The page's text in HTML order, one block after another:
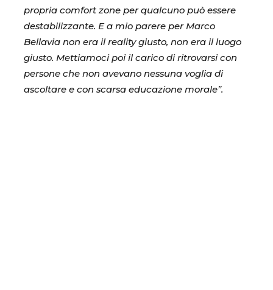
propria comfort zone per qualcuno può essere
destabilizzante. E a mio parere per Marco
Bellavia non era il reality giusto, non era il luogo
giusto. Mettiamoci poi il carico di ritrovarsi con
persone che non avevano nessuna voglia di
ascoltare e con scarsa educazione morale”.